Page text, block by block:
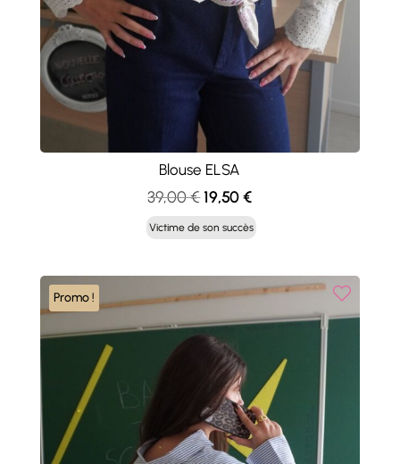
Blouse ELSA
39,00€ Le
prix
initial
39,00 €.
19,50€Le
prix
actuel
19,50 €.
Victime de son succès
Promo !